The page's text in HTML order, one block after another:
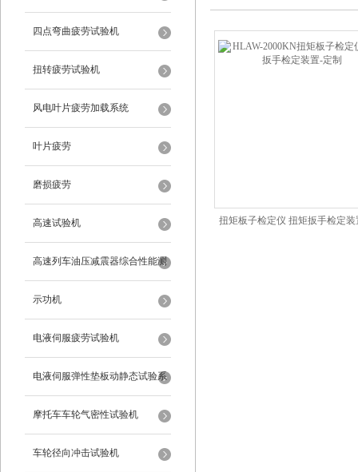
四点弯曲疲劳试验机
扭转疲劳试验机
风电叶片疲劳加载系统
叶片疲劳
磨损疲劳
高速试验机
高速列车油压减震器综合性能测
试试验台
示功机
电液伺服疲劳试验机
电液伺服弹性垫板动静态试验系
统
摩托车车轮气密性试验机
车轮径向冲击试验机
扭矩板子检定仪 扭矩扳手检定装